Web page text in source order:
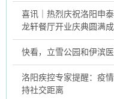
喜讯｜热烈庆祝洛阳申
龙轩餐厅开业庆典圆满成
快看，立雪公园和伊滨
洛阳疾控专家提醒：疫
持社交距离